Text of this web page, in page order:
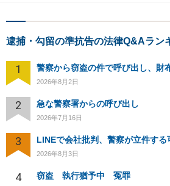
逮捕・勾留の準抗告の法律Q&Aラン
1 警察から窃盗の件で呼び出し、財
2026年8月2日
2 急な警察署からの呼び出し
2026年7月16日
3 LINEで会社批判、警察が立件する
2026年8月3日
4 窃盗 執行猶予中 冤罪